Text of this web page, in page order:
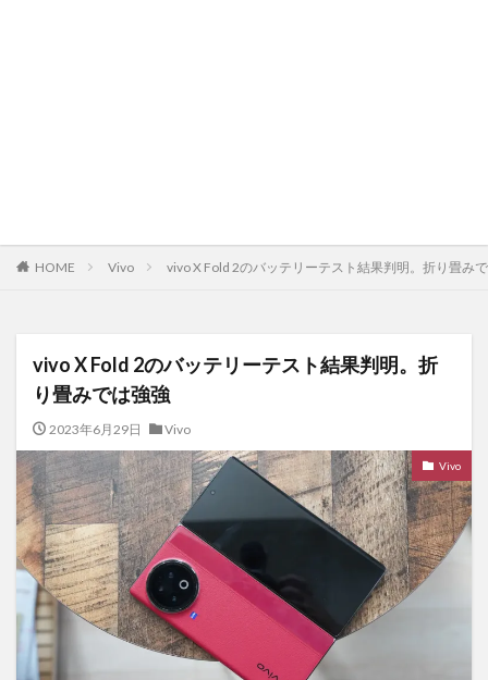
HOME Vivo vivo X Fold 2のバッテリーテスト結果判明。折り畳み
vivo X Fold 2のバッテリーテスト結果判明。折
り畳みでは強強
2023年6月29日 Vivo
Vivo